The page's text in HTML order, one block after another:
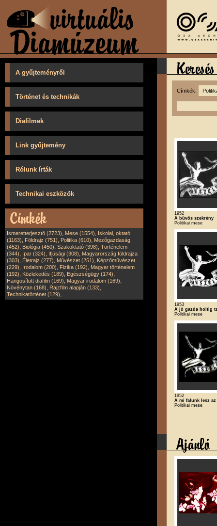
A gyűjteményről
Történet és technikák
Diafilmek
Link gyűjtemény
Rólunk írták
Technikai eszközök
Ismeretterjesztő (2723), Mese (1554), Iskolai, oktató
(1163), Földrajz (751), Politika (610), Mezőgazdaság
(452), Biológia (450), Szakoktató (398), Történelem
(344), Ipar (324), Ifjúsági (308), Magyarország földrajza
(303), Életrajz (277), Művészet (251), Képzőművészet
(229), Irodalom (200), Fizika (192), Magyar történelem
(192), Közlekedés (189), Egészségügy (174),
Hangosított diafilm (169), Magyar irodalom (169),
Növénytan (168), Rajzfilm alapján (133),
Technikatörténet (129),
Címkék:
1952
A bűvös szekrény
Politikai mese
1953
A jó gazda holtig
Politikai mese
1952
A mi falunk lesz az
Politikai mese